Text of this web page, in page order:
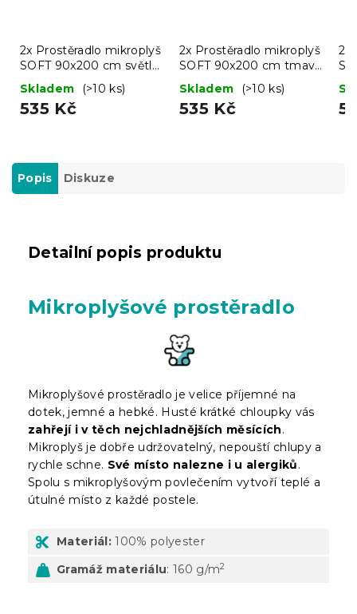
2x Prostěradlo mikroplyš
SOFT 90x200 cm světle
šedé
Skladem (>10 ks)
535 Kč
2x Prostěradlo mikroplyš
SOFT 90x200 cm tmavě
šedé
Skladem (>10 ks)
535 Kč
2x
Popis Diskuze
Detailní popis produktu
Mikroplyšové prostěradlo
Mikroplyšové prostěradlo je velice příjemné na
dotek, jemné a hebké. Husté krátké chloupky vás
zahřejí i v těch nejchladnějších měsících.
Mikroplyš je dobře udržovatelný, nepouští chlupy a
rychle schne. Své místo nalezne i u alergiků.
Spolu s mikroplyšovým povlečením vytvoří teplé a
útulné místo z každé postele.
Materiál: 100% polyester
Gramáž materiálu: 160 g/m2